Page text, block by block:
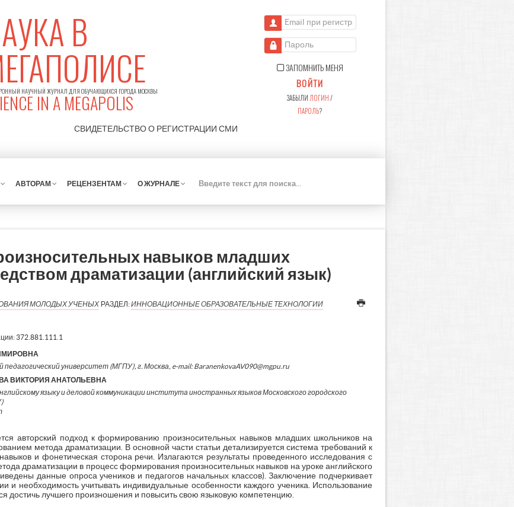
В
НАУЧНЫЙ ЖУРНАЛ ДЛЯ ОБУЧАЮЩИХСЯ ГОРОДА МОСКВЫ
IN A MEGAPOLIS
СВИДЕТЕЛЬСТВО О РЕГИСТРАЦИИ СМИ
Email при регистрации
Пароль
ЗАПОМНИТЬ МЕНЯ
ВОЙТИ
ЗАБЫЛИ ЛОГИН/
ПАРОЛЬ?
АВТОРАМ РЕЦЕНЗЕНТАМ О ЖУРНАЛЕ
К
навыков младших
драматизации (английский язык)
МОЛОДЫХ УЧЕНЫХ РАЗДЕЛ:ИННОВАЦИОННЫЕ ОБРАЗОВАТЕЛЬНЫЕ ТЕХНОЛОГИИ
372.881.111.1
педагогический университет (МГПУ), г. Москва, e-mail: BaranenkovaAV090@mgpu.ru
ВИКТОРИЯ АНАТОЛЬЕВНА
языку и деловой коммуникации института иностранных языков Московского городского
авторский подход к формированию произносительных навыков младших школьников на
метода драматизации. В основной части статьи детализируется система требований к
и фонетическая сторона речи. Излагаются результаты проведенного исследования с
драматизации в процесс формирования произносительных навыков на уроке английского
данные опроса учеников и педагогов начальных классов). Заключение подчеркивает
и необходимость учитывать индивидуальные особенности каждого ученика. Использование
достичь лучшего произношения и повысить свою языковую компетенцию.